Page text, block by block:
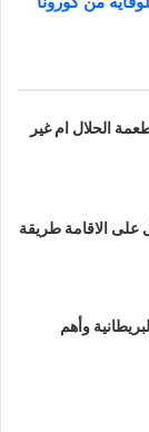
الحلال ام غير
على الاقامة طريقة
وأهم